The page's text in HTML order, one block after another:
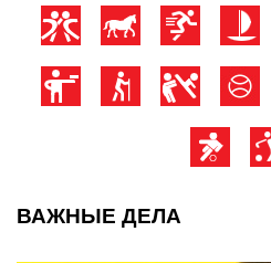
ВАЖНЫЕ ДЕЛА